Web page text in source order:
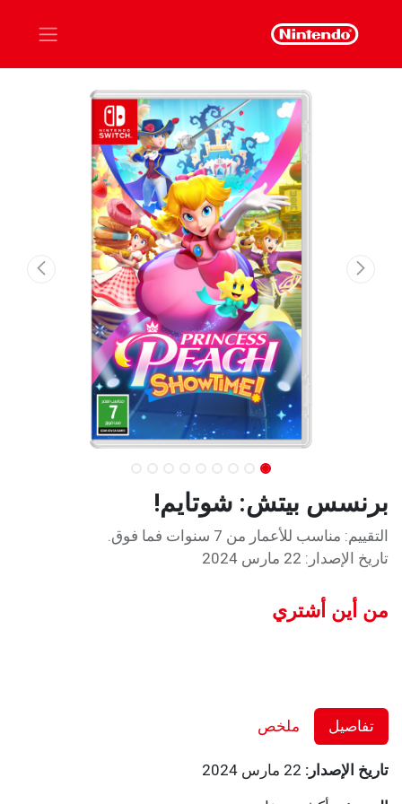
برنسس بيتش: شوتايم!
التقييم: مناسب للأعمار من 7 سنوات فما فوق.
تاريخ الإصدار: 22 مارس 2024
من أين أشتري
تفاصيل ملخص
تاريخ الإصدار: 22 مارس 2024